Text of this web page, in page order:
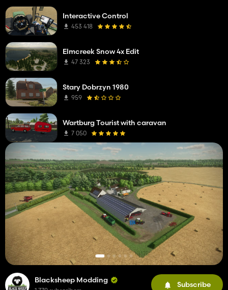
Blacksheep Modding
Subscribe
Interactive Control
453 418
Elmcreek Snow 4x Edit
47 323
Stary Dobrzyn 1980
959
Wartburg Tourist with caravan
7 050